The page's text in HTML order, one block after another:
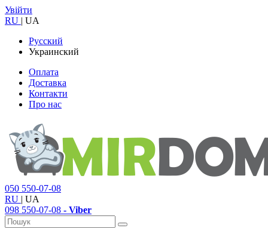
Увійти
RU | UA
Русский
Украинский
Оплата
Доставка
Контакти
Про нас
050 550-07-08
RU | UA
098 550-07-08 - Viber